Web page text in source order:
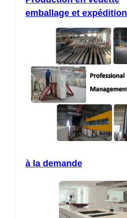
emballage et expédition
à la demande